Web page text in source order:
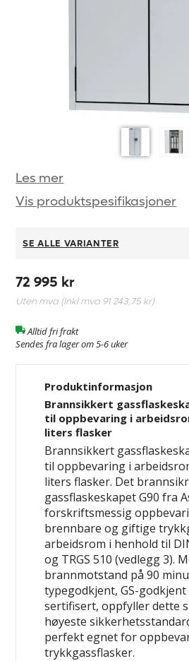
Les mer
Vis produktspesifikasjoner
SE ALLE VARIANTER
72 995 kr
Uten mva (Inkl mva 91 243,75 kr)
Alltid fri frakt
Sendes fra lager om 5-6 uker
Produktinformasjon
Brannsikkert
til oppbevaring i
liters flasker
Brannsikkert
til oppbevaring i
liters flasker. Det
gassflaskeskapet G90 fra
forskriftsmessig
brennbare og giftige
arbeidsrom i henhold til
og TRGS 510 (vedlegg 3).
brannmotstand på 90
typegodkjent, GS-godkjent
sertifisert, oppfyller dette
høyeste
perfekt egnet for
trykkgassflasker.